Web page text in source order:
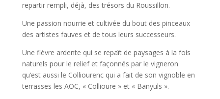
repartir rempli, déjà, des trésors du Roussillon.
Une passion nourrie et cultivée du bout des pinceaux
des artistes fauves et de tous leurs successeurs.
Une fièvre ardente qui se repaît de paysages à la fois
naturels pour le relief et façonnés par le vigneron
qu’est aussi le Colliourenc qui a fait de son vignoble en
terrasses les AOC, « Collioure » et « Banyuls ».